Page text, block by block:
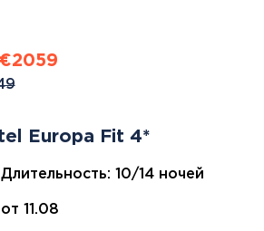
Europa Fit 4*
Длительность: 10/14 ночей
от 11.08